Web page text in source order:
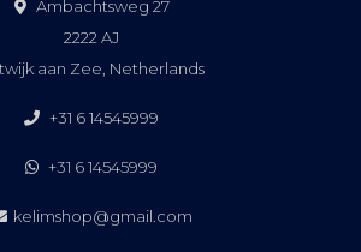
Ambachtsweg 27
2222 AJ
aan Zee, Netherlands
+31 6 14545999
+31 6 14545999
kelimshop@gmail.com